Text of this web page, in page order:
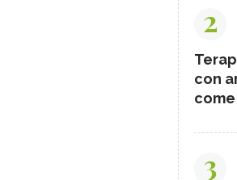
2
con
come
3